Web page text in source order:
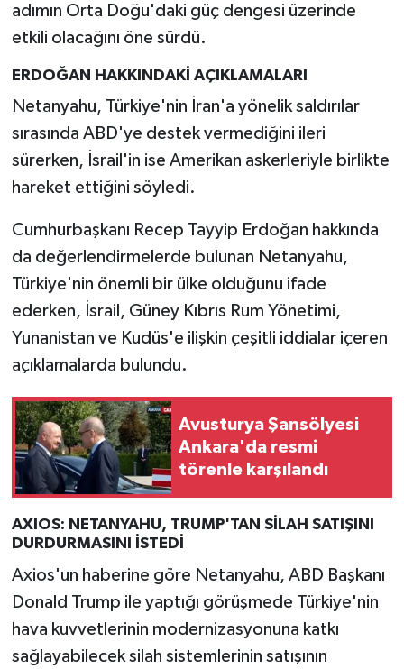
adımın Orta Doğu'daki güç dengesi üzerinde
etkili olacağını öne sürdü.
ERDOĞAN HAKKINDAKİ AÇIKLAMALARI
Netanyahu, Türkiye'nin İran'a yönelik saldırılar
sırasında ABD'ye destek vermediğini ileri
sürerken, İsrail'in ise Amerikan askerleriyle birlikte
hareket ettiğini söyledi.
Cumhurbaşkanı Recep Tayyip Erdoğan hakkında
da değerlendirmelerde bulunan Netanyahu,
Türkiye'nin önemli bir ülke olduğunu ifade
ederken, İsrail, Güney Kıbrıs Rum Yönetimi,
Yunanistan ve Kudüs'e ilişkin çeşitli iddialar içeren
açıklamalarda bulundu.
Avusturya Şansölyesi
Ankara'da resmi
törenle karşılandı
AXIOS: NETANYAHU, TRUMP'TAN SİLAH SATIŞINI
DURDURMASINI İSTEDİ
Axios'un haberine göre Netanyahu, ABD Başkanı
Donald Trump ile yaptığı görüşmede Türkiye'nin
hava kuvvetlerinin modernizasyonuna katkı
sağlayabilecek silah sistemlerinin satışının